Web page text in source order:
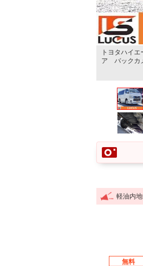
トヨタハイ
ア バックカ
軽油内
無料